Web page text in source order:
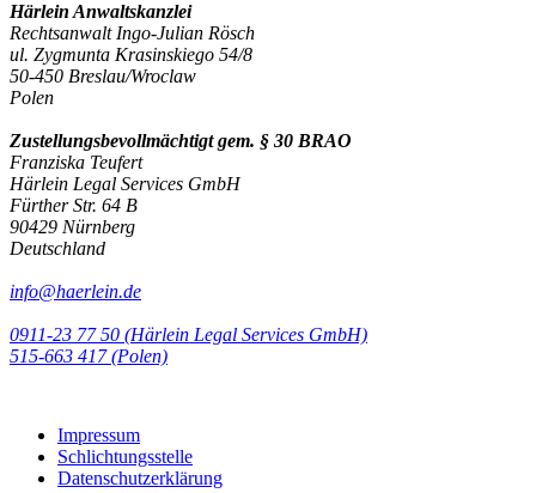
Härlein Anwaltskanzlei
Rechtsanwalt Ingo-Julian Rösch
ul. Zygmunta Krasinskiego 54/8
50-450 Breslau/Wroclaw
Polen
Zustellungsbevollmächtigt gem. § 30 BRAO
Franziska Teufert
Härlein Legal Services GmbH
Fürther Str. 64 B
90429 Nürnberg
Deutschland
info@haerlein.de
0911-23 77 50 (Härlein Legal Services GmbH)
‭515-663 417 (Polen)‬‬‬
Impressum
Schlichtungsstelle
Datenschutzerklärung